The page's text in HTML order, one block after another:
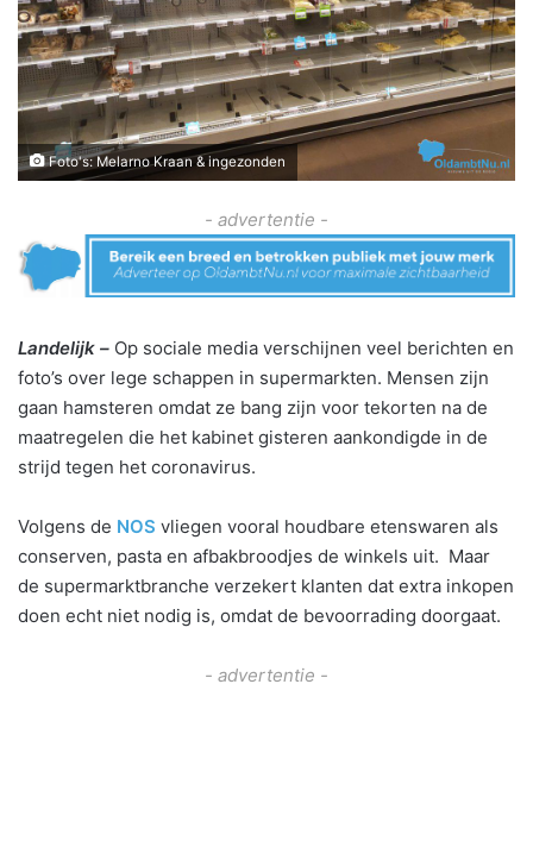
Foto's: Melarno Kraan & ingezonden
- advertentie -
Landelijk – Op sociale media verschijnen veel berichten en
foto’s over lege schappen in supermarkten. Mensen zijn
gaan hamsteren omdat ze bang zijn voor tekorten na de
maatregelen die het kabinet gisteren aankondigde in de
strijd tegen het coronavirus.
Volgens de NOS vliegen vooral houdbare etenswaren als
conserven, pasta en afbakbroodjes de winkels uit. Maar
de supermarktbranche verzekert klanten dat extra inkopen
doen echt niet nodig is, omdat de bevoorrading doorgaat.
- advertentie -